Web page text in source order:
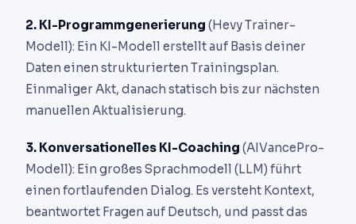
2. KI-Programmgenerierung (Hevy Trainer-
Modell): Ein KI-Modell erstellt auf Basis deiner
Daten einen strukturierten Trainingsplan.
Einmaliger Akt, danach statisch bis zur nächsten
manuellen Aktualisierung.
3. Konversationelles KI-Coaching (AIVancePro-
Modell): Ein großes Sprachmodell (LLM) führt
einen fortlaufenden Dialog. Es versteht Kontext,
beantwortet Fragen auf Deutsch, und passt das